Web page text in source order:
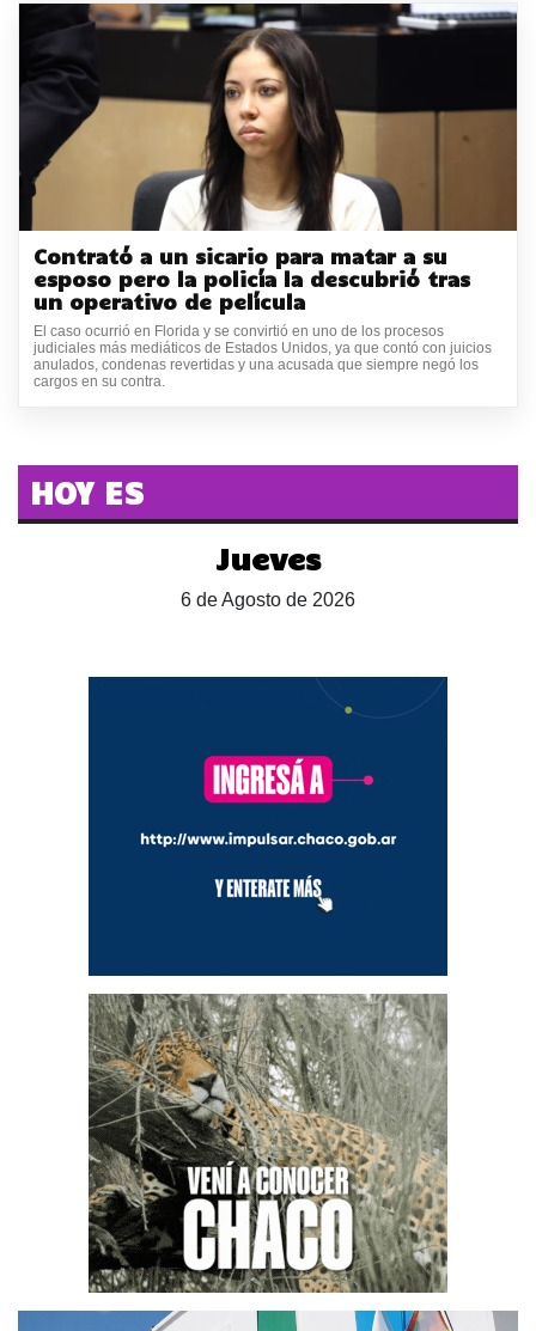
Contrató a un sicario para matar a su
esposo pero la policía la descubrió tras
un operativo de película
El caso ocurrió en Florida y se convirtió en uno de los procesos
judiciales más mediáticos de Estados Unidos, ya que contó con juicios
anulados, condenas revertidas y una acusada que siempre negó los
cargos en su contra.
HOY ES
Jueves
6 de Agosto de 2026